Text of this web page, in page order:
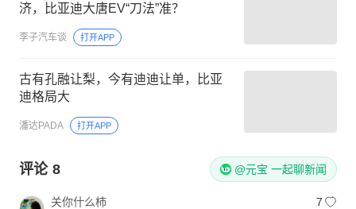
济，比亚迪大唐EV“刀法”准？
李子汽车谈 打开APP
古有孔融让梨，今有迪迪让单，比亚
迪格局大
潘达PADA 打开APP
评论 8 @元宝 一起聊新闻
关你什么柿
7